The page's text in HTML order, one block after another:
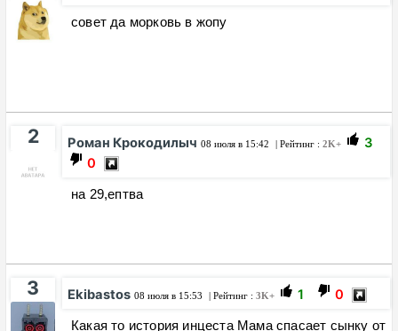
совет да морковь в жопу
2 Роман Крокодилыч 08 июля в 15:42 | Рейтинг : 2K+
3
0
на 29,ептва
3 Ekibastos 08 июля в 15:53 | Рейтинг : 3K+ 1 0
Какая то история инцеста Мама спасает сынку от